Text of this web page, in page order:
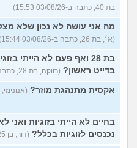
בת 40, כתבה ב-03/08/26 15:53)
מה אני עושה לא נכון שלא
(א׳, בת 26, כתבה ב-03/08/26 15:44)
בת 28 ואף פעם לא הייתי
בדייט ראשון? (רווקה, בת 28, כתבה ב-03/08/26 15:23)
אקסית מתנהגת מוזר? (אנונימי, בן 33, כתב ב-03/08/
בחיים לא הייתי בזוגיות ואני
נכנסים לזוגיות בכלל? (דור, בן 25, כתב ב-29/07/26 18:43)